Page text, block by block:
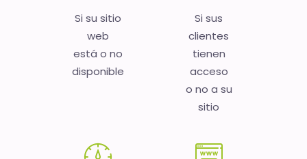
Si su sitio
web
está o no
disponible
Si sus
clientes
tienen
acceso
o no a su
sitio